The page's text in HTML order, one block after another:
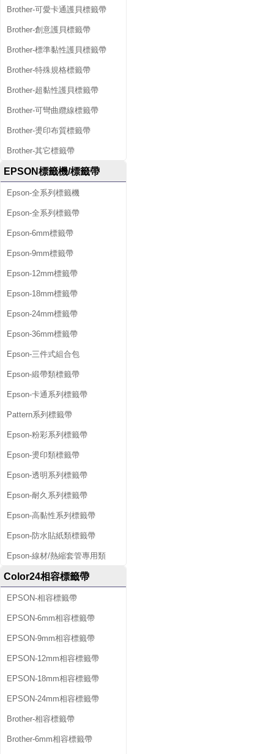
Brother-可愛卡通護貝標籤帶
Brother-創意護貝標籤帶
Brother-標準黏性護貝標籤帶
Brother-特殊規格標籤帶
Brother-超黏性護貝標籤帶
Brother-可彎曲纜線標籤帶
Brother-燙印布質標籤帶
Brother-其它標籤帶
EPSON標籤機/標籤帶
Epson-全系列標籤機
Epson-全系列標籤帶
Epson-6mm標籤帶
Epson-9mm標籤帶
Epson-12mm標籤帶
Epson-18mm標籤帶
Epson-24mm標籤帶
Epson-36mm標籤帶
Epson-三件式組合包
Epson-緞帶類標籤帶
Epson-卡通系列標籤帶
Pattern系列標籤帶
Epson-粉彩系列標籤帶
Epson-燙印類標籤帶
Epson-透明系列標籤帶
Epson-耐久系列標籤帶
Epson-高黏性系列標籤帶
Epson-防水貼紙類標籤帶
Epson-線材/熱縮套管專用類
Color24相容標籤帶
EPSON-相容標籤帶
EPSON-6mm相容標籤帶
EPSON-9mm相容標籤帶
EPSON-12mm相容標籤帶
EPSON-18mm相容標籤帶
EPSON-24mm相容標籤帶
Brother-相容標籤帶
Brother-6mm相容標籤帶